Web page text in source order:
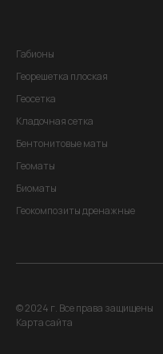
Габионы
Георешетка плоская
Геосетка
Кладочная сетка
Бентонитовые маты
Геоматы
Биоматы
Геокомпозиты дренажные
© 2024 г. Все права защищены
Карта сайта